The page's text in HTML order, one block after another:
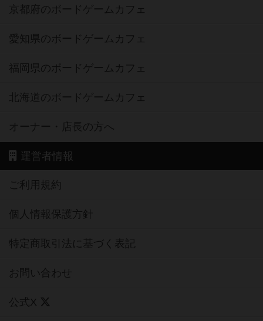
京都府のボードゲームカフェ
愛知県のボードゲームカフェ
福岡県のボードゲームカフェ
北海道のボードゲームカフェ
オーナー・店長の方へ
運営者情報
ご利用規約
個人情報保護方針
特定商取引法に基づく表記
お問い合わせ
公式X